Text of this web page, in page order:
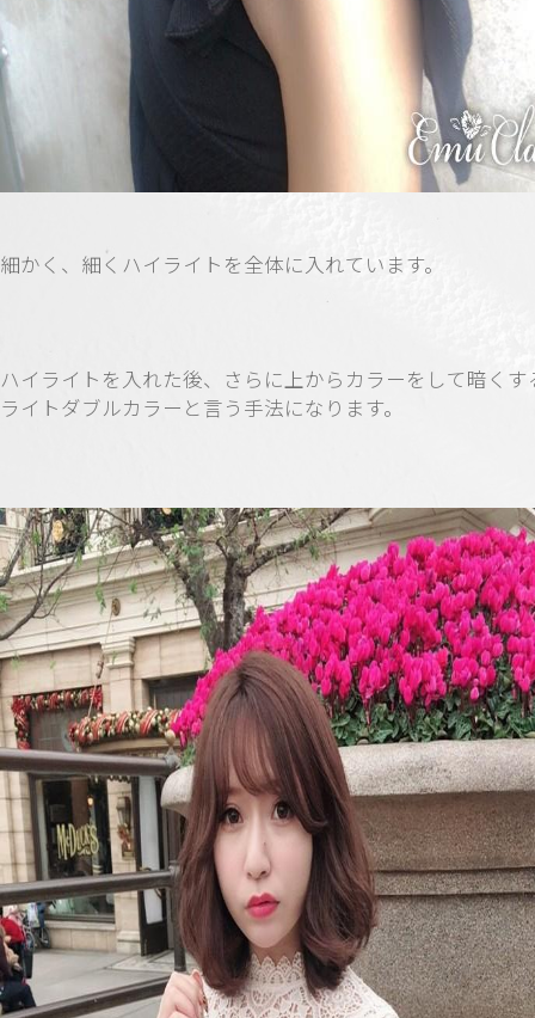
細かく、細くハイライトを全体に入れています。
ハイライトを入れた後、さらに上からカラーをして暗くす
ライトダブルカラーと言う手法になります。